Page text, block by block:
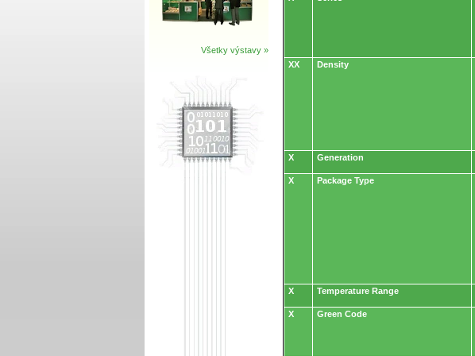
Všetky výstavy »
XX
Density
X
Generation
X
Package Type
X
Temperature Range
X
Green Code